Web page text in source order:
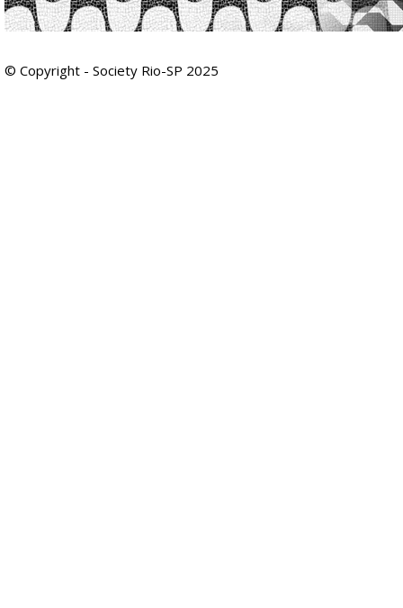
© Copyright - Society Rio-SP 2025